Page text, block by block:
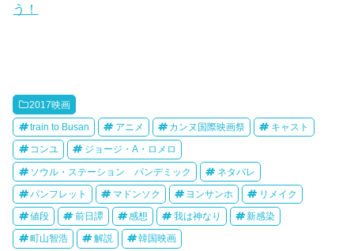
う！
2017映画
train to Busan アニメ カンヌ国際映画祭 キャスト
コンユ ジョージ・A・ロメロ
ソウル・ステーション パンデミック ネタバレ
パンフレット マドンソク ヨンサンホ リメイク
値段 前日譚 感想 我は神なり 新感染
町山智浩 解説 韓国映画